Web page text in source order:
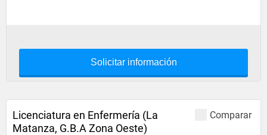
Solicitar información
Comparar
Licenciatura en Enfermería (La
Matanza, G.B.A Zona Oeste)